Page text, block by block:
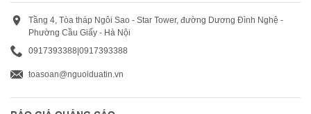
Tầng 4, Tòa tháp Ngôi Sao - Star Tower, đường Dương Đình Nghệ -
Phường Cầu Giấy - Hà Nội
0917393388 0917393388
toasoan@nguoiduatin.vn